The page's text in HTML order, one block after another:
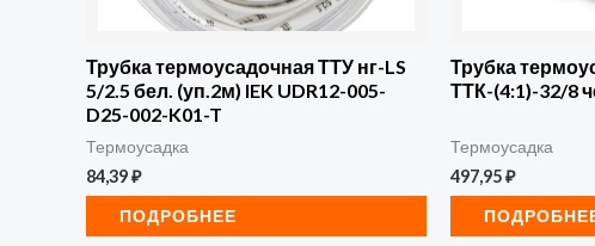
Трубка термоусадочная ТТУ нг-LS
5/2.5 бел. (уп.2м) IEK UDR12-005-
D25-002-K01-T
Термоусадка
84,39₽
ПОДРОБНЕЕ
Трубка
ТТК-(4:1)-32/8
Термоусадка
497,95₽